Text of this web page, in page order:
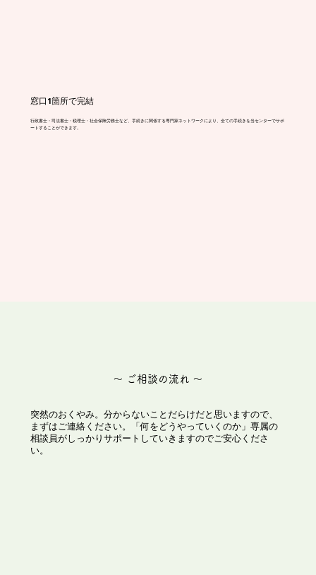
窓口1箇所で完結
行政書士・司法書士・税理士・社会保険労務士など、手続きに関係する専門家ネットワークにより、全ての手続きを当センターでサポ
ートすることができます。
〜 ご相談の流れ 〜
突然のおくやみ。分からないことだらけだと思いますので、
まずはご連絡ください。「何をどうやっていくのか」専属の
相談員がしっかりサポートしていきますのでご安心くださ
い。